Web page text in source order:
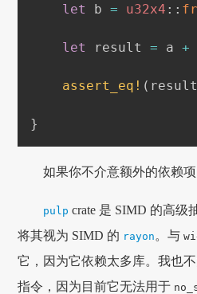
let b = u32x4 ::
let result = a +
assert_eq! ( result
}
如果你不介意额外的依赖
pulp crate 是 SIMD 的高级
将其视为 SIMD 的 rayon 。与
它，因为它依赖太多库。我也
指令，因为目前它无法用于